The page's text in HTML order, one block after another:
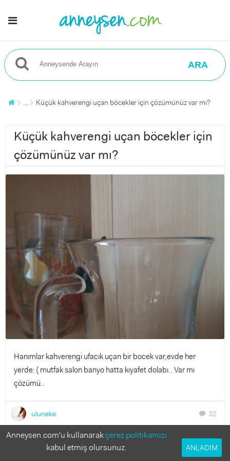
ARA
... Küçük kahverengi uçan böcekler için çözümünüz var mı?
Küçük kahverengi uçan böcekler için
çözümünüz var mı?
Hanımlar kahverengi ufacık uçan bir bocek var,evde her
yerde: ( mutfak salon banyo hatta kıyafet dolabı.. Var mı
çözümü..
uluneke chat 32
Bu soruya cevap verir misin?
Anneler deneyimlerinden faydalanmak istiyor!
Anneysen.com'u kullanarakçerez politikamızı
kabul etmiş olursunuz.
ANLADIM